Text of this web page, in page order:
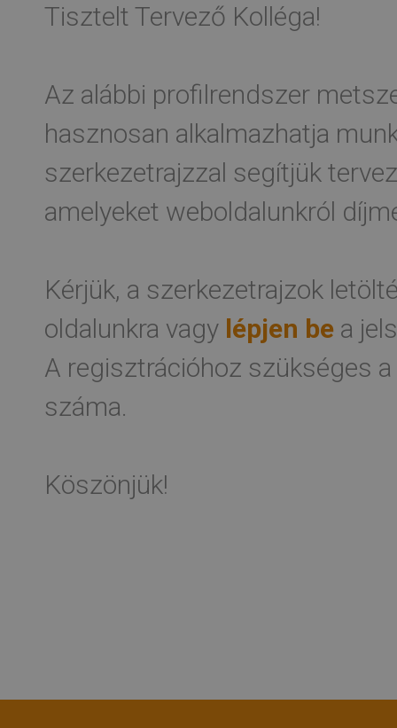
Tisztelt Tervező Kolléga!
Az alábbi profilrendszer
hasznosan alkalmazhatja
szerkezetrajzzal segítjük
amelyeket weboldalunkról
Kérjük, a szerkezetrajzok
oldalunkra vagy lépjen be a
A regisztrációhoz szükséges
száma.
Köszönjük!